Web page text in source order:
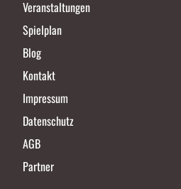
Veranstaltungen
Spielplan
Blog
Kontakt
Impressum
Datenschutz
AGB
Partner